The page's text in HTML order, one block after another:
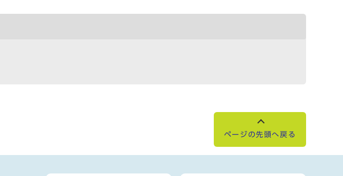
ページの先頭へ戻る